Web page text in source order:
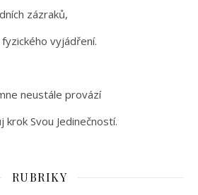
zázraků,
vyjádření.
neustále provází
krok Svou Jedinečností.
RUBRIKY